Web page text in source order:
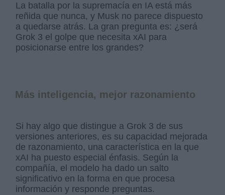
La batalla por la supremacía en IA está más
reñida que nunca, y Musk no parece dispuesto
a quedarse atrás. La gran pregunta es: ¿será
Grok 3 el golpe que necesita xAI para
posicionarse entre los grandes?
Más inteligencia, mejor razonamiento
Si hay algo que distingue a Grok 3 de sus
versiones anteriores, es su capacidad mejorada
de razonamiento, una característica en la que
xAI ha puesto especial énfasis. Según la
compañía, el modelo ha dado un salto
significativo en la forma en que procesa
información y responde preguntas.